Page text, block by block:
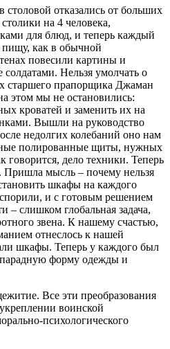
столовой отказались от больших
на 4 человека,
для блюд, и теперь каждый
пищу, как в обычной
повесили картины и
Нельзя умолчать о
старшего прапорщика Джаман
этом мы не остановились:
кроватей и заменить их на
Вышли на руководство
недолгих колебаний оно нам
полированные щиты, нужных
говорится, дело техники. Теперь
Пришла мысль – почему нельзя
шкафы на каждого
и с готовым решением
– слишком глобальная задача,
звена. К нашему счастью,
отнеслось к нашей
шкафы. Теперь у каждого был
форму одежды и
Все эти преобразования
воинской
психологического